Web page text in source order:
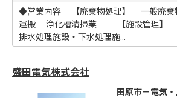
◆営業内容 【廃棄物処理】 一般廃棄
運搬 浄化槽清掃業 【施設管理】
排水処理施設・下水処理施...
盛田電気株式会社
田原市－電気